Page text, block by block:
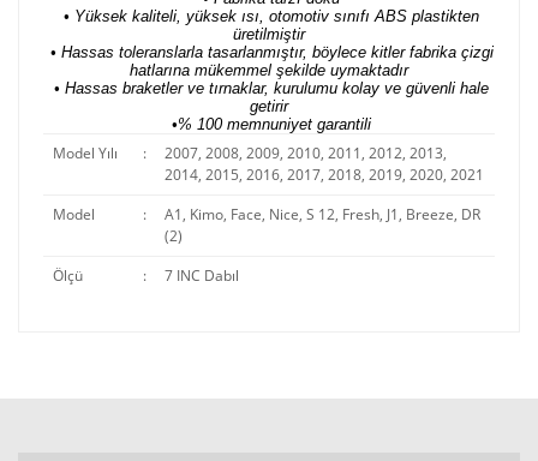
• Yüksek kaliteli, yüksek ısı, otomotiv sınıfı ABS plastikten
üretilmiştir
• Hassas toleranslarla tasarlanmıştır, böylece kitler fabrika çizgi
hatlarına mükemmel şekilde uymaktadır
• Hassas braketler ve tırnaklar, kurulumu kolay ve güvenli hale
getirir
•% 100 memnuniyet garantili
Model Yılı :
2007, 2008, 2009, 2010, 2011, 2012, 2013,
2014, 2015, 2016, 2017, 2018, 2019, 2020, 2021
Model
:
A1, Kimo, Face, Nice, S 12, Fresh, J1, Breeze, DR
(2)
Ölçü
: 7 INC Dabıl